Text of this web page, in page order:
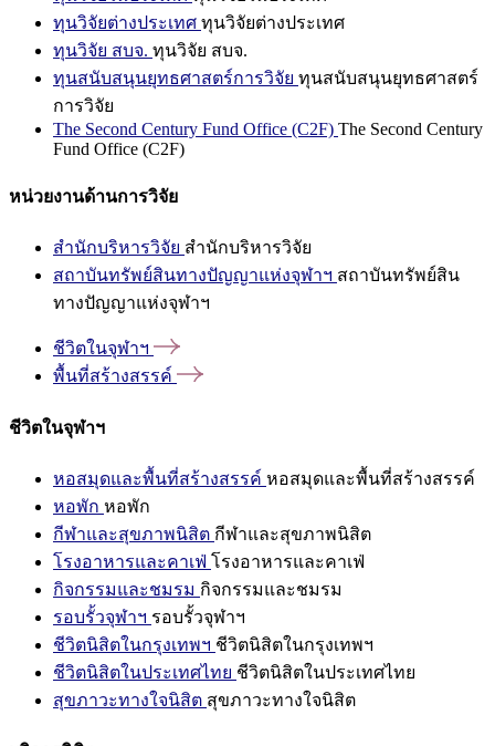
ทุนวิจัยต่างประเทศ ทุนวิจัยต่างประเทศ
ทุนวิจัย สบจ. ทุนวิจัย สบจ.
ทุนสนับสนุนยุทธศาสตร์การวิจัย ทุนสนับสนุนยุทธศาสตร์
การวิจัย
The Second Century Fund Office (C2F) The Second Century
Fund Office (C2F)
หน่วยงานด้านการวิจัย
สำนักบริหารวิจัย สำนักบริหารวิจัย
สถาบันทรัพย์สินทางปัญญาแห่งจุฬาฯ สถาบันทรัพย์สิน
ทางปัญญาแห่งจุฬาฯ
ชีวิตในจุฬาฯ
พื้นที่สร้างสรรค์
ชีวิตในจุฬาฯ
หอสมุดและพื้นที่สร้างสรรค์ หอสมุดและพื้นที่สร้างสรรค์
หอพัก หอพัก
กีฬาและสุขภาพนิสิต กีฬาและสุขภาพนิสิต
โรงอาหารและคาเฟ่ โรงอาหารและคาเฟ่
กิจกรรมและชมรม กิจกรรมและชมรม
รอบรั้วจุฬาฯ รอบรั้วจุฬาฯ
ชีวิตนิสิตในกรุงเทพฯ ชีวิตนิสิตในกรุงเทพฯ
ชีวิตนิสิตในประเทศไทย ชีวิตนิสิตในประเทศไทย
สุขภาวะทางใจนิสิต สุขภาวะทางใจนิสิต